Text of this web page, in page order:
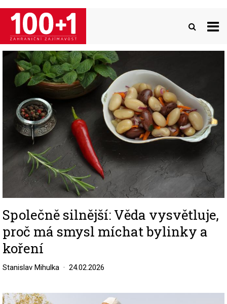
Přejít
hlavnímu
obsahu
Image
Společně silnější: Věda vysvětluje,
proč má smysl míchat bylinky a
koření
Stanislav Mihulka 24.02.2026
Image